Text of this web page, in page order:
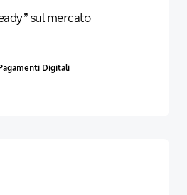
sul mercato
Digitali